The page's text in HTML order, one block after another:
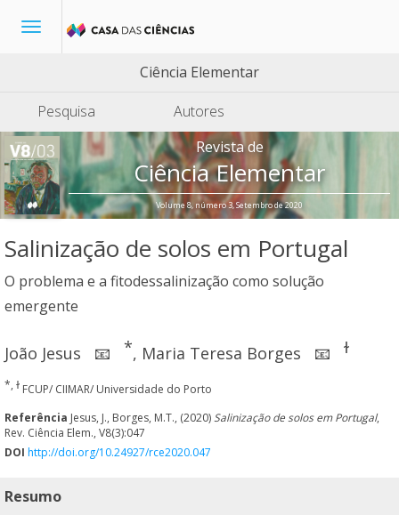
Toggle
Ciência Elementar
Pesquisa
Autores
Revista de
Ciência Elementar
Volume 8, número 3, Setembro de 2020
Salinização de solos em Portugal
O problema e a fitodessalinização como solução
emergente
João Jesus 📧 *, Maria Teresa Borges 📧 ɫ
*, ɫ FCUP/ CIIMAR/ Universidade do Porto
Referência Jesus, J., Borges, M.T., (2020)Salinização de solos em Portugal,
Rev. Ciência Elem., V8(3):047
DOI http://doi.org/10.24927/rce2020.047
Resumo